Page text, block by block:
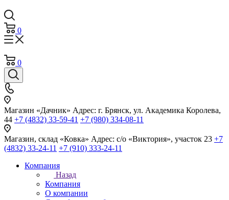
0
0
Магазин «Дачник» Адрес: г. Брянск, ул. Академика Королева,
44 +7 (4832) 33-59-41 +7 (980) 334-08-11
Магазин, склад «Ковка» Адрес: с/о «Виктория», участок 23 +7
(4832) 33-24-11 +7 (910) 333-24-11
Компания
Назад
Компания
О компании